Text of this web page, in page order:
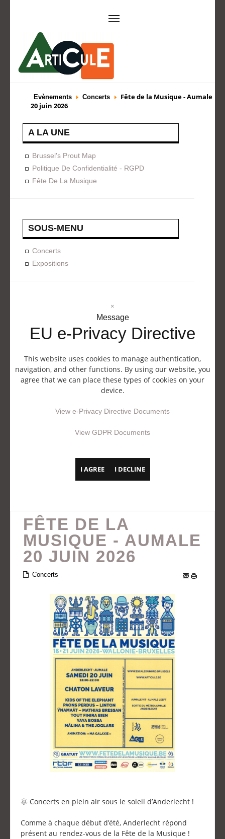
ARTICULE ASBL
Présentation
EVÈNEMENTS
ACTIONS
Design For Everyone
Publications
FORMATION
ON AIME
CONTACT
Evènements Concerts
Fête de la Musique - Aumale
20 juin 2026
A LA UNE
Brussel's Prout Map
Politique De Confidentialité - RGPD
Fête De La Musique
SOUS-MENU
Concerts
Expositions
×
Message
EU e-Privacy Directive
This website uses cookies to manage authentication,
navigation, and other functions. By using our website, you
agree that we can place these types of cookies on your
device.
View e-Privacy Directive Documents
View GDPR Documents
I AGREE I DECLINE
FÊTE DE LA
MUSIQUE - AUMALE
20 JUIN 2026
Concerts
🌞 Concerts en plein air sous le soleil d’Anderlecht !
Comme à chaque début d’été, Anderlecht répond
présent au rendez-vous de la Fête de la Musique !